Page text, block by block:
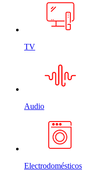
TV
Audio
Electrodomésticos